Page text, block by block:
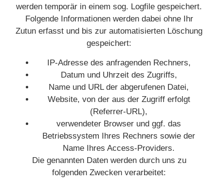
werden temporär in einem sog. Logfile gespeichert.
Folgende Informationen werden dabei ohne Ihr
Zutun erfasst und bis zur automatisierten Löschung
gespeichert:
IP-Adresse des anfragenden Rechners,
Datum und Uhrzeit des Zugriffs,
Name und URL der abgerufenen Datei,
Website, von der aus der Zugriff erfolgt
(Referrer-URL),
verwendeter Browser und ggf. das
Betriebssystem Ihres Rechners sowie der
Name Ihres Access-Providers.
Die genannten Daten werden durch uns zu
folgenden Zwecken verarbeitet: